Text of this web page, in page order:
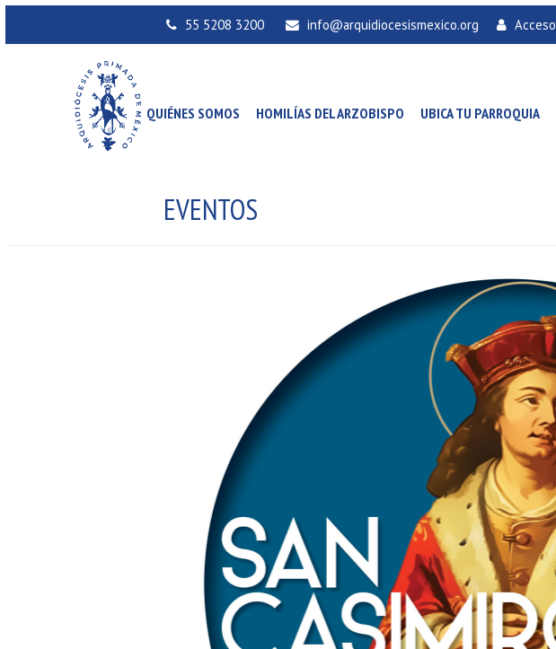
55 5208 3200 info@arquidiocesismexico.org Acceso
QUIÉNES SOMOS HOMILÍAS DEL ARZOBISPO UBICA TU PARROQUIA
EVENTOS